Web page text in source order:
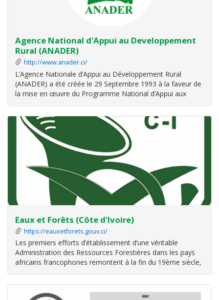
Agence National d'Appui au Developpement
Rural (ANADER)
http://www.anader.ci/
L’Agence Nationale d’Appui au Développement Rural
(ANADER) a été créée le 29 Septembre 1993 à la faveur de
la mise en œuvre du Programme National d’Appui aux
d’Ivoire sur financement de la Banque
Eaux et Forêts (Côte d'Ivoire)
https://eauxetforets.gouv.ci/
Les premiers efforts d’établissement d’une véritable
Administration des Ressources Forestières dans les pays
africains francophones remontent à la fin du 19ème siècle,